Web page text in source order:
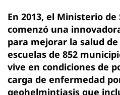
En 2013, el Ministerio de
comenzó una
para mejorar la salud
escuelas de 852
vive en condiciones de
carga de enfermedad
geohelmintiasis que